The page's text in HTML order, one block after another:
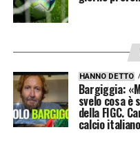
aiutato la famiglia,
alla squadra, ma
IL FUTURO E IL
paura del futuro.
fuoriclasse resta
HANNO DETTO
Bargiggia:
svelo cosa è
della FIGC.
calcio